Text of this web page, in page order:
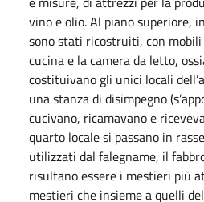
vino e olio. Al piano superiore,
sono stati ricostruiti, con mobili
cucina e la camera da letto,
costituivano gli unici locali
una stanza di disimpegno
cucivano, ricamavano e
quarto locale si passano in
utilizzati dal falegname, il
risultano essere i mestieri più
mestieri che insieme a quelli